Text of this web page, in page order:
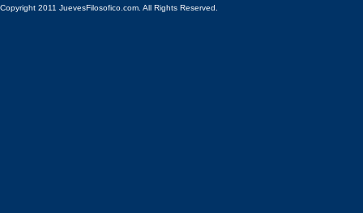
Copyright 2011 JuevesFilosofico.com. All Rights Reserved.